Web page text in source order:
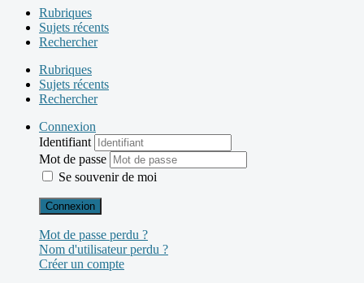
Rubriques
Sujets récents
Rechercher
Rubriques
Sujets récents
Rechercher
Connexion
Identifiant
Mot de passe
Se souvenir de moi
Connexion
Mot de passe perdu ?
Nom d'utilisateur perdu ?
Créer un compte